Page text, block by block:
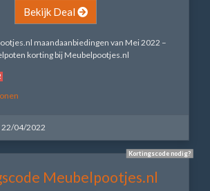
Bekijk Deal
maandaanbiedingen van Mei 2022 –
korting bij Meubelpootjes.nl
04/2022
Kortingscode nodig?
Meubelpootjes.nl